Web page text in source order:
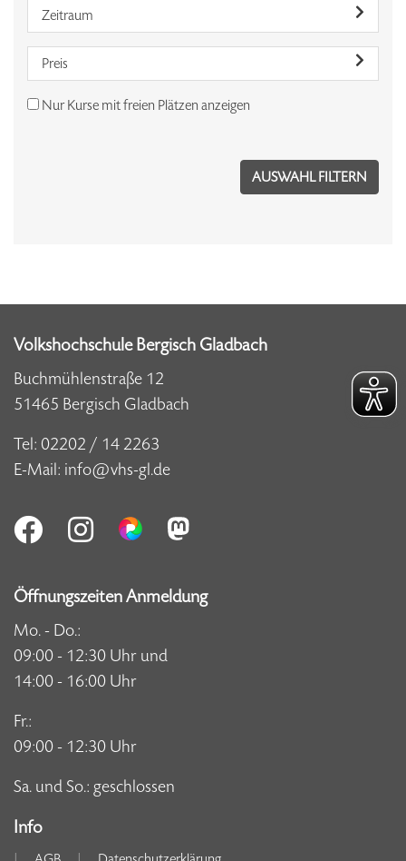
Zeitraum
Preis
Nur Kurse mit freien Plätzen anzeigen
Volkshochschule Bergisch Gladbach
Buchmühlenstraße 12
51465 Bergisch Gladbach
Tel: 02202 / 14 2263
E-Mail: info@vhs-gl.de
Öffnungszeiten Anmeldung
Mo. - Do.:
09:00 - 12:30 Uhr und
14:00 - 16:00 Uhr
Fr.:
09:00 - 12:30 Uhr
Sa. und So.: geschlossen
Info